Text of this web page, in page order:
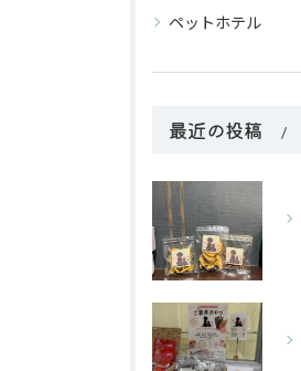
ペットホテル
最近の投稿